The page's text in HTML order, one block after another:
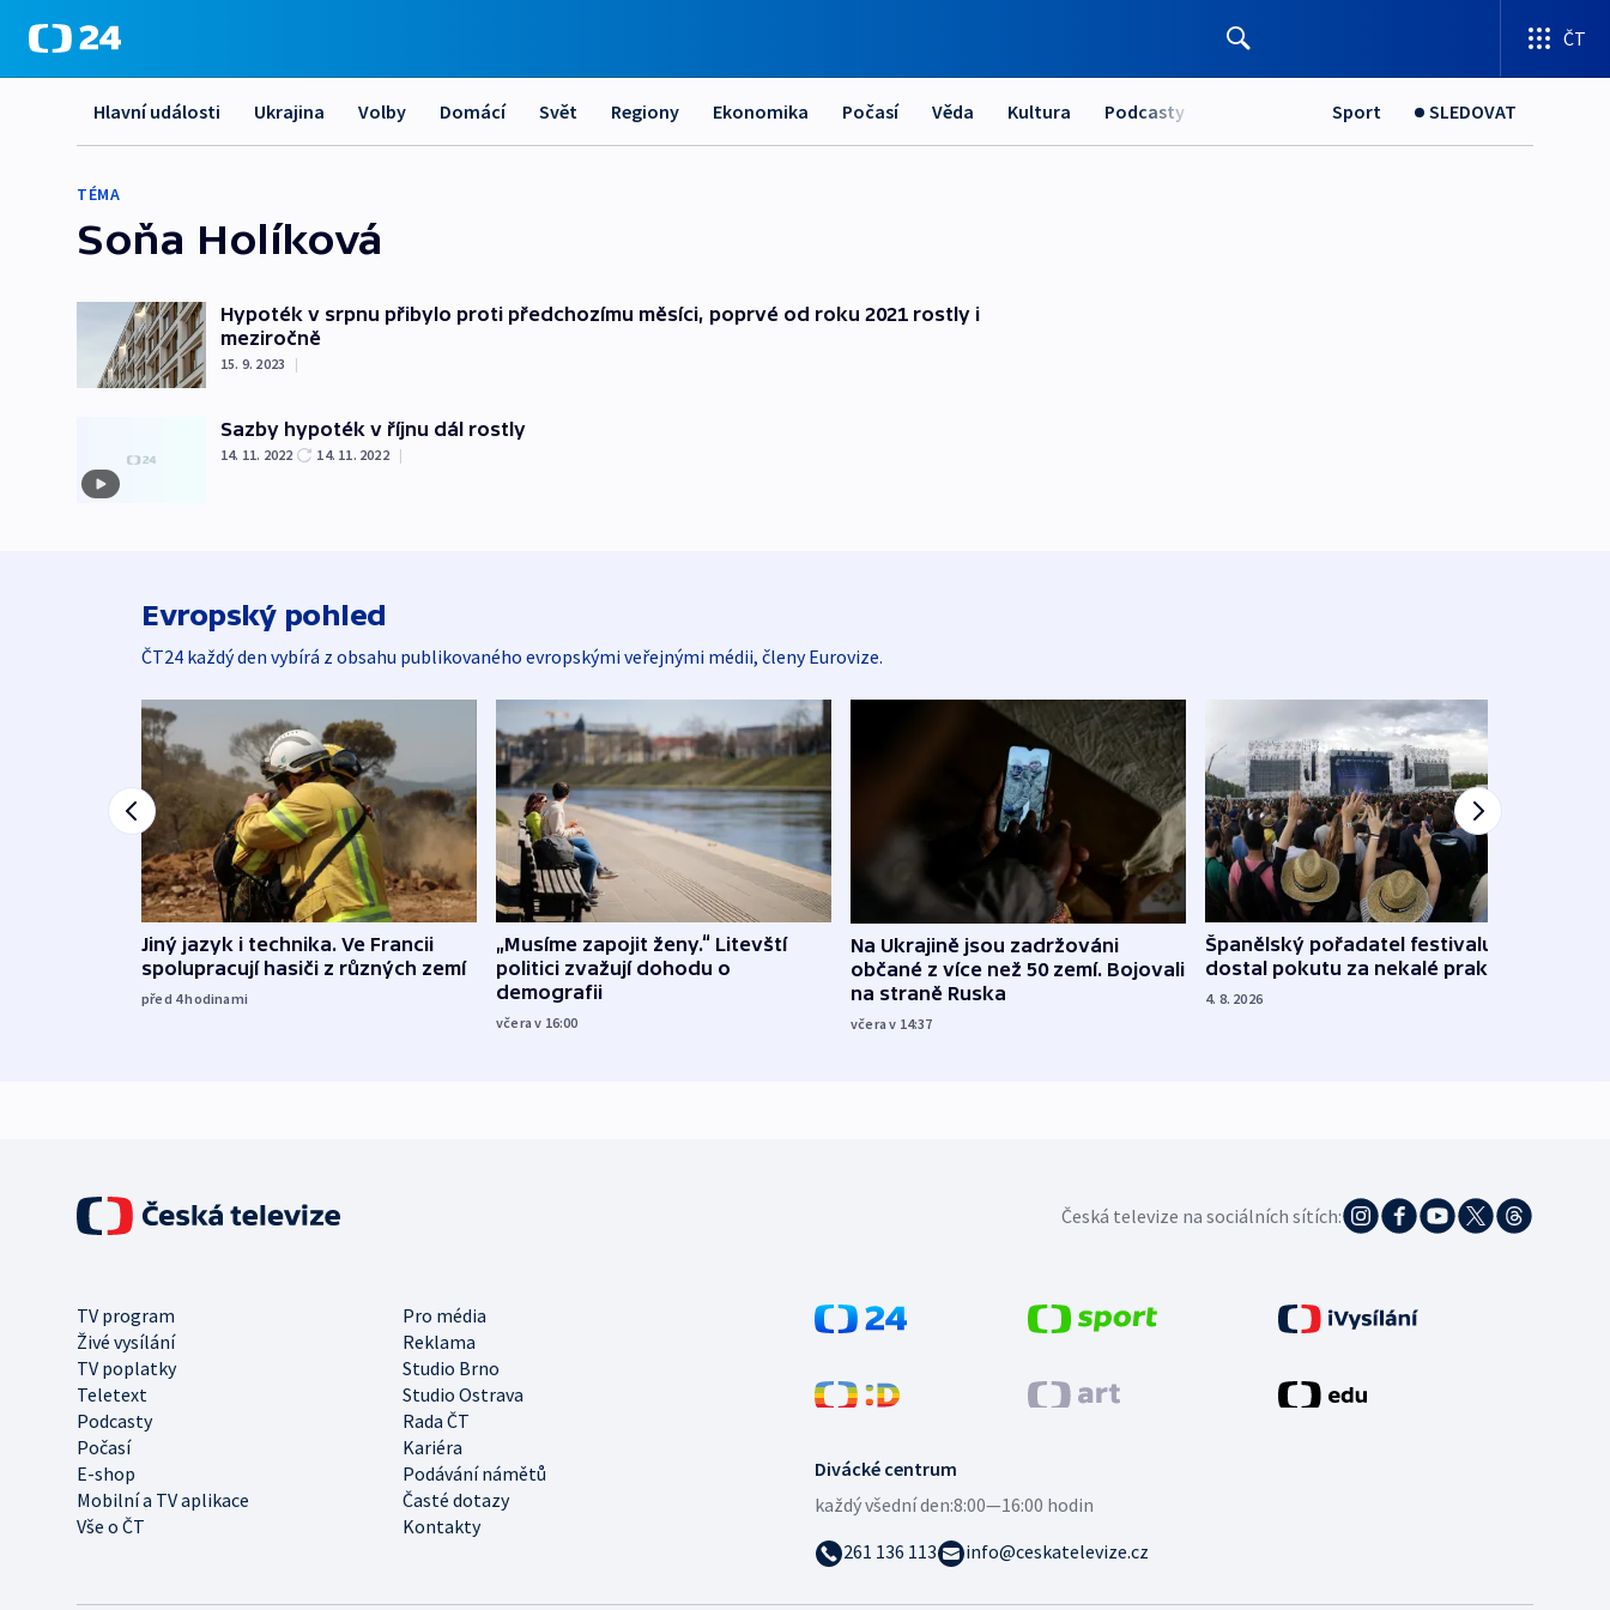
ČT
Hlavní události Ukrajina Volby Domácí Svět Regiony Ekonomika Počasí Věda Kultura Podcasty Sport SLEDOVAT
TÉMA
Soňa Holíková
Hypoték v srpnu přibylo proti předchozímu měsíci, poprvé od roku 2021 rostly i
meziročně
15. 9. 2023 |
Sazby hypoték v říjnu dál rostly
14. 11. 2022 14. 11. 2022 |
Evropský pohled
ČT24 každý den vybírá z obsahu publikovaného evropskými veřejnými médii, členy Eurovize.
Jiný jazyk i technika. Ve Francii
spolupracují hasiči z různých zemí
před 4hodinami
„Musíme zapojit ženy.“ Litevští
politici zvažují dohodu o
demografii
včera v 16:00
Na Ukrajině jsou zadržováni
občané z více než 50 zemí. Bojovali
na straně Ruska
včera v 14:37
Španělský pořadatel festivalu
dostal pokutu za nekalé praktiky
4. 8. 2026
Česká televize na sociálních sítích:
TV program
Pro média
Živé vysílání
Reklama
TV poplatky
Studio Brno
Teletext
Studio Ostrava
Podcasty
Rada ČT
Počasí
Kariéra
E-shop
Podávání námětů
Mobilní a TV aplikace
Časté dotazy
Vše o ČT
Kontakty
Divácké centrum
každý všední den:8:00—16:00 hodin
261 136 113
info@ceskatelevize.cz